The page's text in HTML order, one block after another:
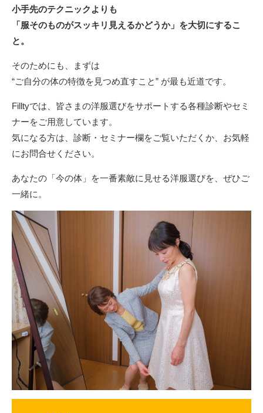
小手先のテクニックよりも
「服そのものがスッキリ見えるかどうか」を大切にするこ
と。
そのためにも、まずは
“ご自分の体の特徴を見つめ直すこと” が最も近道です。
Filltyでは、皆さまの洋服選びをサポートする各種診断やセミ
ナーをご用意しています。
気になる方は、診断・セミナー欄をご覧いただくか、お気軽
にお問合せください。
あなたの「今の体」を一番素敵に見せる洋服選びを、ぜひご
一緒に。